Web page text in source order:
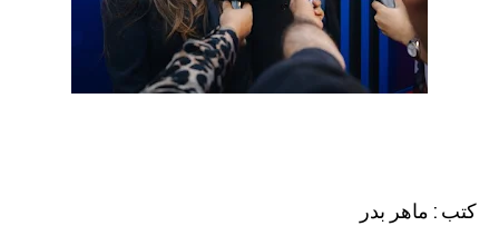
كتب : ماهر بدر